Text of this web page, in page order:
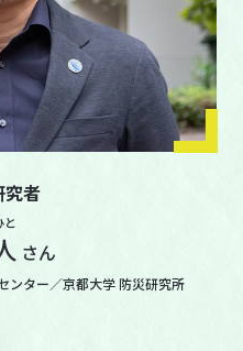
究者
と
さん
ンター／京都大学 防災研究所